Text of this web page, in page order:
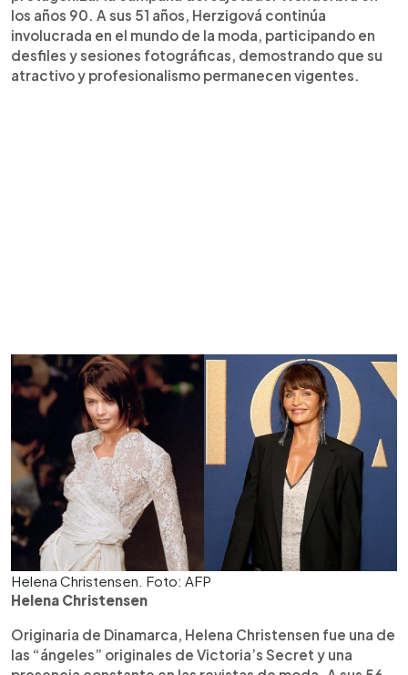
los años 90. A sus 51 años, Herzigová continúa
involucrada en el mundo de la moda, participando en
desfiles y sesiones fotográficas, demostrando que su
atractivo y profesionalismo permanecen vigentes.
Helena Christensen. Foto: AFP
Helena Christensen
Originaria de Dinamarca, Helena Christensen fue una de
las “ángeles” originales de Victoria’s Secret y una